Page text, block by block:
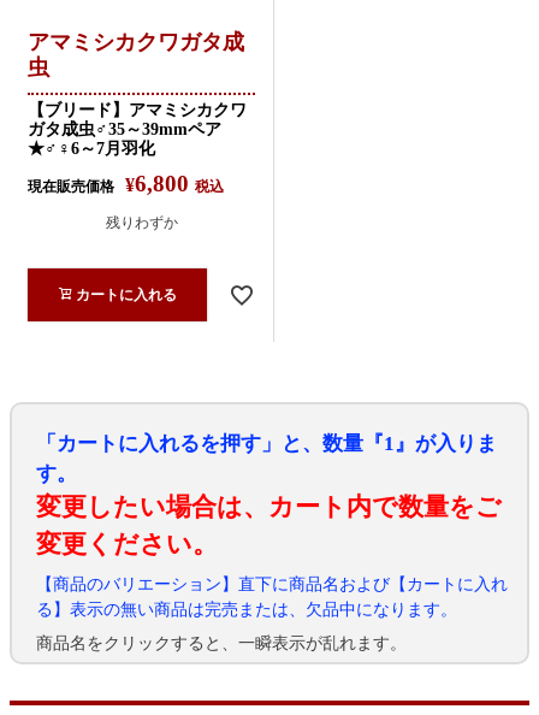
アマミシカクワガタ成
虫
【ブリード】アマミシカクワ
ガタ成虫♂35～39mmペア
★♂♀6～7月羽化
現在販売価格 ¥6,800 税込
残りわずか
カートに入れる
「カートに入れるを押す」と、数量『1』が入りま
す。
変更したい場合は、カート内で数量をご
変更ください。
【商品のバリエーション】直下に商品名および【カートに入れ
る】表示の無い商品は完売または、欠品中になります。
商品名をクリックすると、一瞬表示が乱れます。